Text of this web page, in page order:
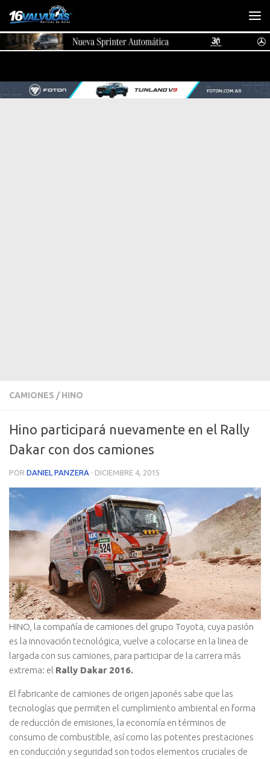
Saltar al contenido
CAMIONES / HINO
Hino participará nuevamente en el Rally
Dakar con dos camiones
POR DANIEL PANZERA · DICIEMBRE 4, 2015
HINO, la compañía de camiones del grupo Toyota, cuya pasión
es la innovación tecnológica, vuelve a colocarse en la linea de
largada con sus camiones, para participar de la carrera más
extrema: el Rally Dakar 2016.
El fabricante de camiones de origen japonés sabe que las
tecnologías que permiten el cumplimiento ambiental en forma
de reducción de emisiones, la economía en términos de
consumo de combustible, así como las potentes prestaciones
en conducción y seguridad son todos elementos cruciales de